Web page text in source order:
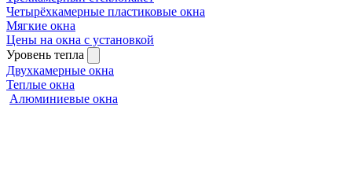
Четырёхкамерные пластиковые окна
Мягкие окна
Цены на окна с установкой
Уровень тепла
Двухкамерные окна
Теплые окна
Алюминиевые окна